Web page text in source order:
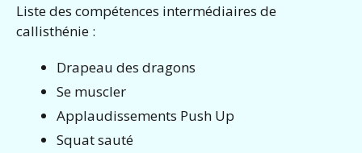
Liste des compétences intermédiaires de
callisthénie :
Drapeau des dragons
Se muscler
Applaudissements Push Up
Squat sauté